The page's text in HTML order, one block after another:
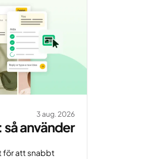
3 aug. 2026
använder
för att snabbt